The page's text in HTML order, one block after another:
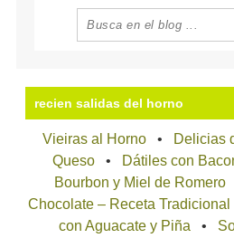
recien salidas del horno
Vieiras al Horno
Delicias
Queso
Dátiles con
Bourbon y Miel de Romero
Chocolate – Receta Tradicional
con Aguacate y Piña